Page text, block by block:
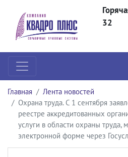
32
Главная
Лента новостей
Охрана труда. С 1 сентября
реестре аккредитованных
услуги в области охраны труда,
электронной форме через